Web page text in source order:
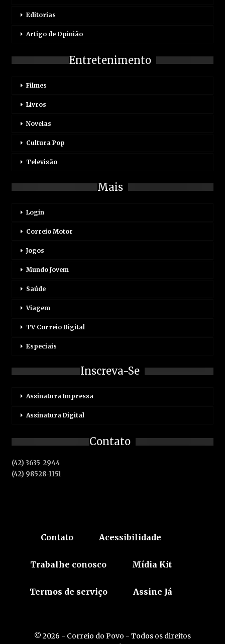
Editorias
Artigo de Opinião
Entretenimento
Filmes
Livros
Novelas
Cultura Pop
Televisão
Mais
Login
Correio Motor
Jogos
Mundo Jovem
Saúde
Viagem
TV Correio Digital
Especiais
Inscreva-Se
Assinatura Impressa
Assinatura Digital
Contato
(42) 3635-2944
(42) 98528-1151
Contato Acessibilidade
Trabalhe conosco Mídia Kit
Termos de serviço Assine Já
© 2026 - Correio do Povo - Todos os direitos